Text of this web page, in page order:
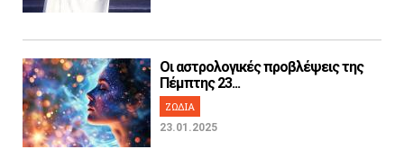
Οι αστρολογικές προβλέψεις της
Πέμπτης 23...
ΖΩΔΙΑ
23.01.2025